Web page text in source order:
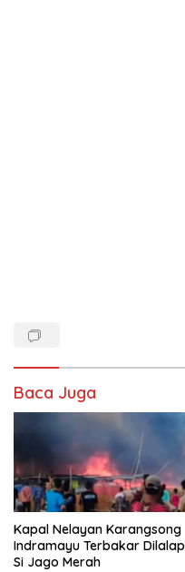
Baca Juga
Kapal Nelayan Karangsong
Indramayu Terbakar Dilalap
Si Jago Merah